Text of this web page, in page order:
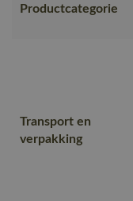
Productcategorie
Transport en
verpakking